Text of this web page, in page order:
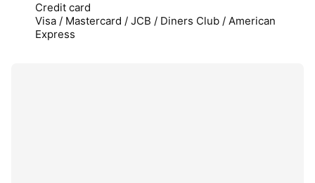
Credit card
Visa / Mastercard / JCB / Diners Club / American
Express